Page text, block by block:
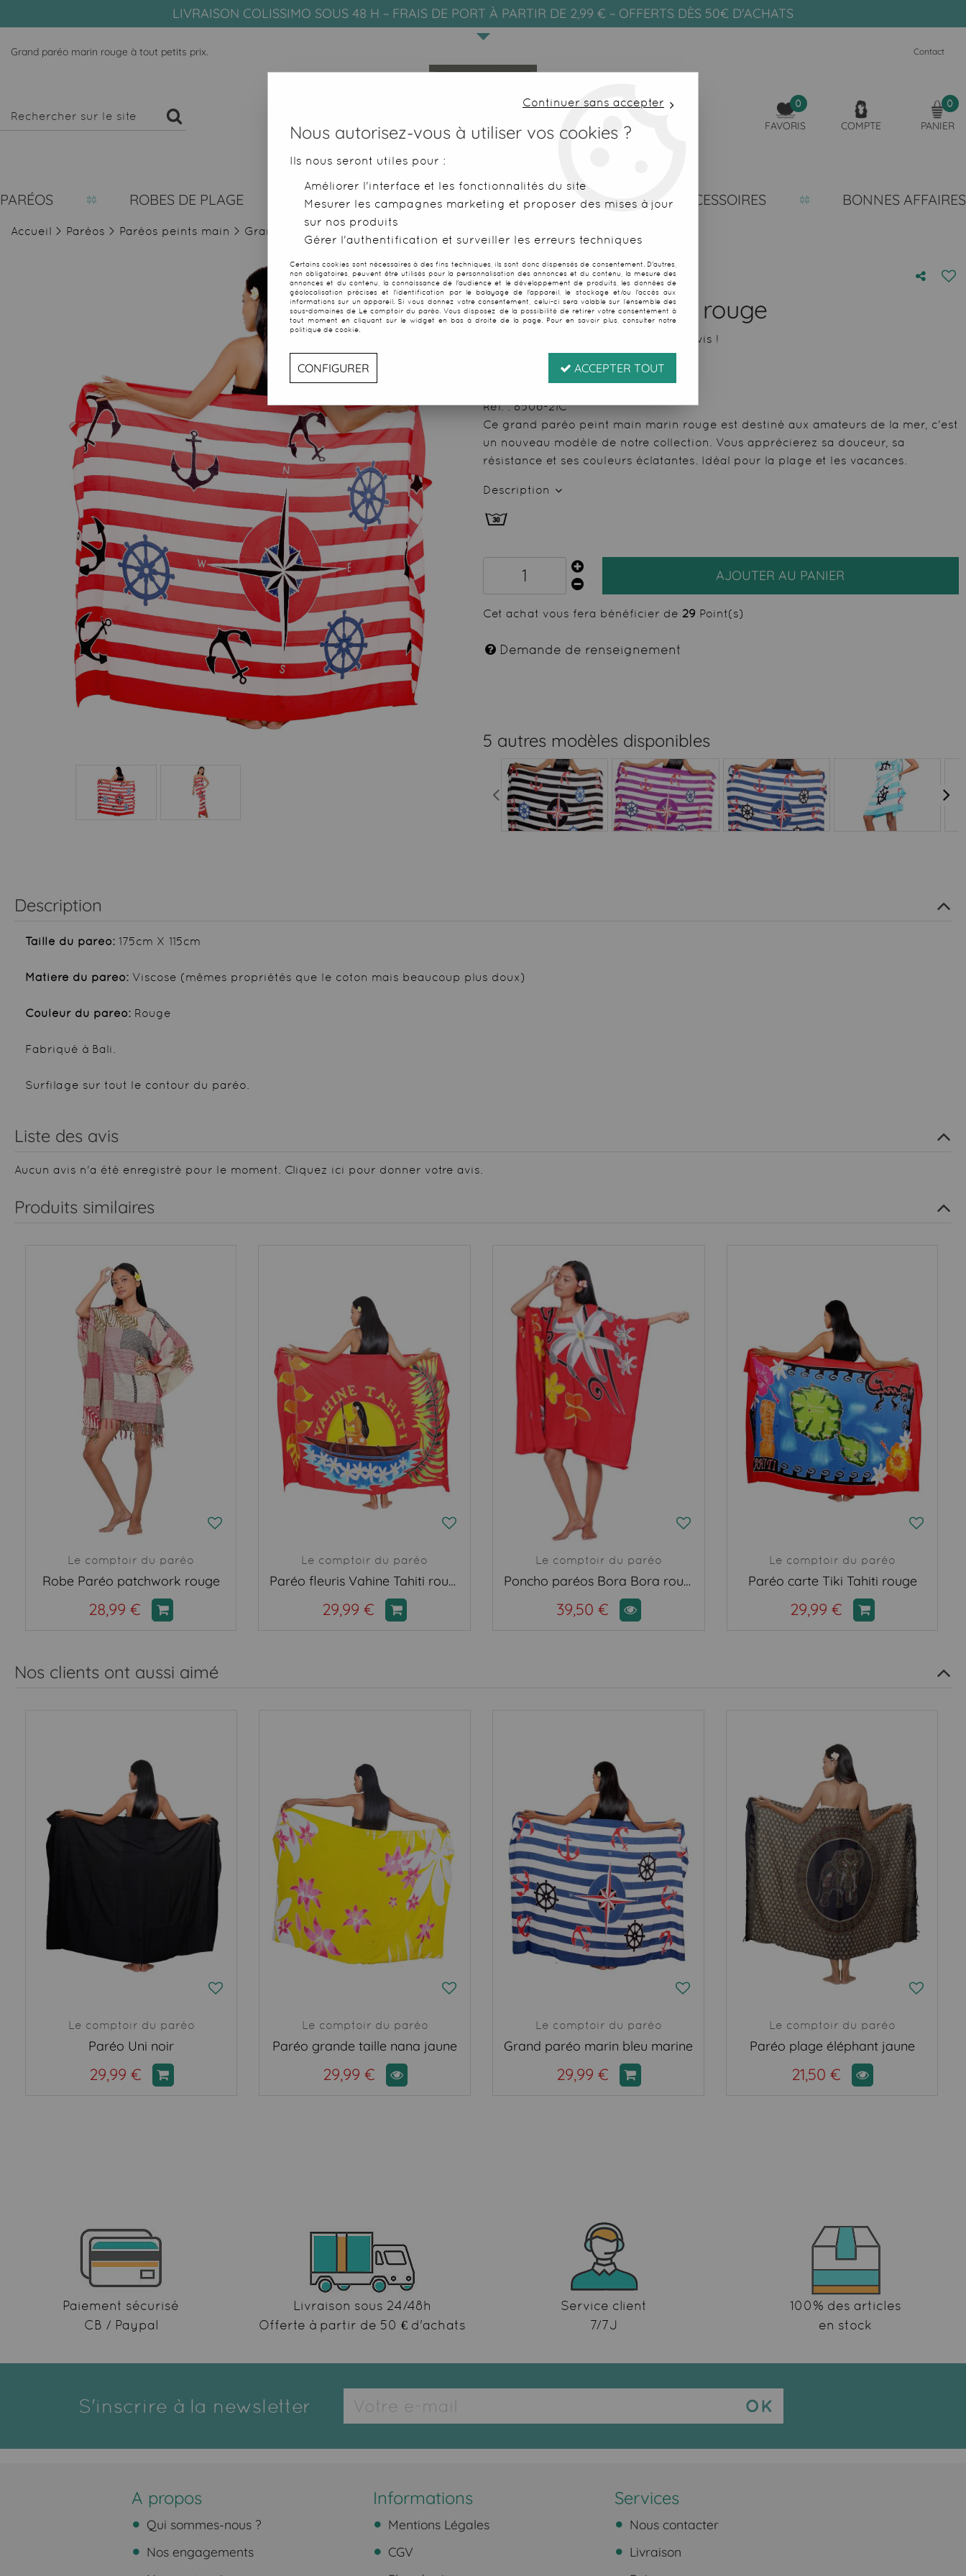
LIVRAISON COLISSIMO SOUS 48 H ~ FRAIS DE PORT À PARTIR DE 2,99 € ~ OFFERTS DÈS 50€ D'ACHATS
Grand paréo marin rouge à tout petits prix. Contact
0
FAVORIS COMPTE
0
PANIER
PARÉOS ROBES DE PLAGE SERVIETTES DE PLAGE FOUTAS ACCESSOIRES BONNES AFFAIRES
Accueil > Paréos > Paréos peints main > Grand paréo marin rouge
Grand paréo marin rouge
Soyez le premier à donner votre avis !
€TTC
Réf. :8506-21C
Ce grand paréo peint main marin rouge est destiné aux amateurs de la mer, c'est
un nouveau modèle de notre collection. Vous apprécierez sa douceur, sa
résistance et ses couleurs éclatantes. Idéal pour la plage et les vacances.
Description
AJOUTER AU PANIER
Cet achat vous fera bénéficier de 29 Point(s)
Demande de renseignement
5 autres modèles disponibles
Description
Taille du paréo: 175cm X 115cm
Matière du paréo: Viscose (mêmes propriétés que le coton mais beaucoup plus doux)
Couleur du paréo: Rouge
Fabriqué à Bali.
Surfilage sur tout le contour du paréo.
Liste des avis
Aucun avis n'a été enregistré pour le moment. Cliquez ici pour donner votre avis.
Produits similaires
Le comptoir du paréo
Robe Paréo patchwork rouge
28,99 €
Le comptoir du paréo
Paréo fleuris Vahine Tahiti rouge
29,99 €
Le comptoir du paréo
Poncho paréos Bora Bora rouge
39,50 €
Le comptoir du paréo
Paréo carte Tiki Tahiti rouge
29,99 €
Nos clients ont aussi aimé
Le comptoir du paréo
Paréo Uni noir
29,99 €
Le comptoir du paréo
Paréo grande taille nana jaune
29,99 €
Le comptoir du paréo
Grand paréo marin bleu marine
29,99 €
Le comptoir du paréo
Paréo plage éléphant jaune
21,50 €
Paiement sécurisé
CB / Paypal
Livraison sous 24/48h
Offerte à partir de 50 € d'achats
Service client
7/7J
100% des articles
en stock
S'inscrire à la newsletter
A propos
Qui sommes-nous ?
Nos engagements
Informations
Mentions Légales
CGV
Services
Nous contacter
Livraison
Continuer sans accepter
Nous autorisez-vous à utiliser vos cookies ?
Ils nous seront utiles pour :
Améliorer l'interface et les fonctionnalités du site
Mesurer les campagnes marketing et proposer des mises à jour
sur nos produits
Gérer l'authentification et surveiller les erreurs techniques
Certains cookies sont nécessaires à des fins techniques, ils sont donc dispensés de consentement. D'autres,
non obligatoires, peuvent être utilisés pour la personnalisation des annonces et du contenu, la mesure des
annonces et du contenu, la connaissance de l'audience et le développement de produits, les données de
géolocalisation précises et l'identification par le balayage de l'appareil, le stockage et/ou l'accès aux
informations sur un appareil. Si vous donnez votre consentement, celui-ci sera valable sur l’ensemble des
sous-domaines de Le comptoir du paréo. Vous disposez de la possibilité de retirer votre consentement à
tout moment en cliquant sur le widget en bas à droite de la page. Pour en savoir plus, consulter notre
politique de cookie.
CONFIGURER ACCEPTER TOUT